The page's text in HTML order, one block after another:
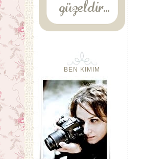
BEN KIMIM